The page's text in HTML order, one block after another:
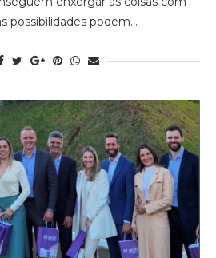
possibilidades podem…